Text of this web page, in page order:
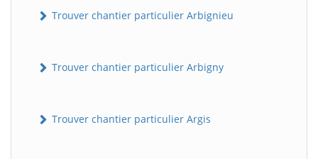
Trouver chantier particulier Arbignieu
Trouver chantier particulier Arbigny
Trouver chantier particulier Argis